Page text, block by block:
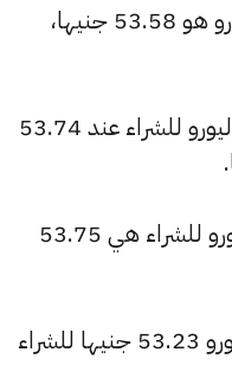
ميد بنك: سعر الشراء لعملة اليورو هو 53.58 جنيها،
بنك قناة السويس: استقر سعر اليورو للشراء عند 53.74
البنك الأهلي المصري: قيمة اليورو للشراء هي 53.75
المصرف المتحد: سجل سعر اليورو 53.23 جنيها للشراء